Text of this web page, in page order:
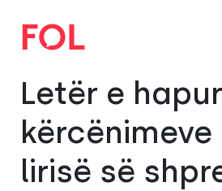
Letër e
lirisë së